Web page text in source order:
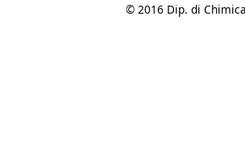
© 2016 Dip. di